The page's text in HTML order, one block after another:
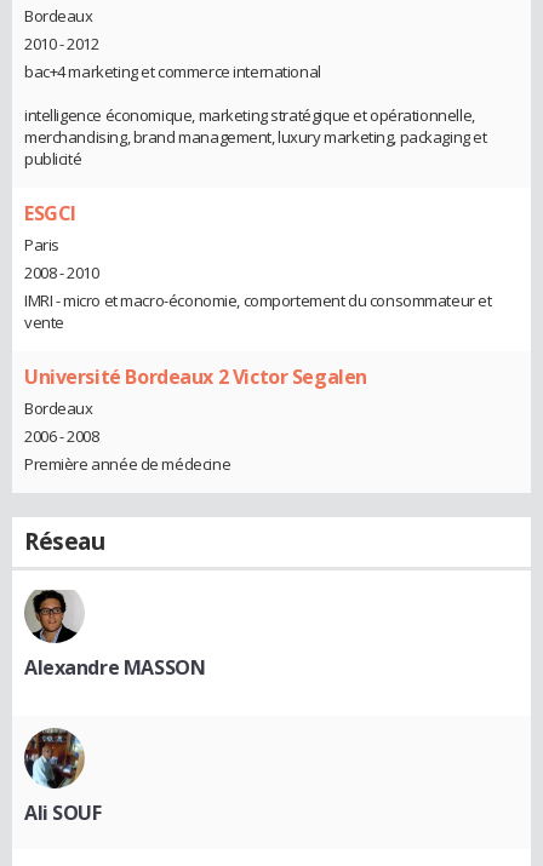
Bordeaux
2010 - 2012
bac+4 marketing et commerce international
intelligence économique, marketing stratégique et opérationnelle,
merchandising, brand management, luxury marketing, packaging et
publicité
ESGCI
Paris
2008 - 2010
IMRI - micro et macro-économie, comportement du consommateur et
vente
Université Bordeaux 2 Victor Segalen
Bordeaux
2006 - 2008
Première année de médecine
Réseau
Alexandre MASSON
Ali SOUF